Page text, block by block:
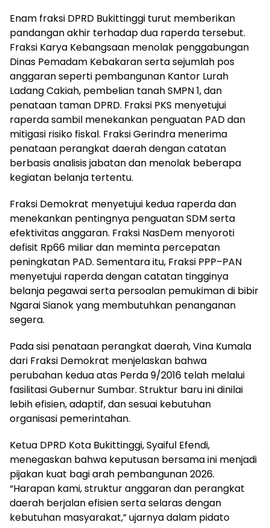
Enam fraksi DPRD Bukittinggi turut memberikan
pandangan akhir terhadap dua raperda tersebut.
Fraksi Karya Kebangsaan menolak penggabungan
Dinas Pemadam Kebakaran serta sejumlah pos
anggaran seperti pembangunan Kantor Lurah
Ladang Cakiah, pembelian tanah SMPN 1, dan
penataan taman DPRD. Fraksi PKS menyetujui
raperda sambil menekankan penguatan PAD dan
mitigasi risiko fiskal. Fraksi Gerindra menerima
penataan perangkat daerah dengan catatan
berbasis analisis jabatan dan menolak beberapa
kegiatan belanja tertentu.
Fraksi Demokrat menyetujui kedua raperda dan
menekankan pentingnya penguatan SDM serta
efektivitas anggaran. Fraksi NasDem menyoroti
defisit Rp66 miliar dan meminta percepatan
peningkatan PAD. Sementara itu, Fraksi PPP–PAN
menyetujui raperda dengan catatan tingginya
belanja pegawai serta persoalan pemukiman di bibir
Ngarai Sianok yang membutuhkan penanganan
segera.
Pada sisi penataan perangkat daerah, Vina Kumala
dari Fraksi Demokrat menjelaskan bahwa
perubahan kedua atas Perda 9/2016 telah melalui
fasilitasi Gubernur Sumbar. Struktur baru ini dinilai
lebih efisien, adaptif, dan sesuai kebutuhan
organisasi pemerintahan.
Ketua DPRD Kota Bukittinggi, Syaiful Efendi,
menegaskan bahwa keputusan bersama ini menjadi
pijakan kuat bagi arah pembangunan 2026.
“Harapan kami, struktur anggaran dan perangkat
daerah berjalan efisien serta selaras dengan
kebutuhan masyarakat,” ujarnya dalam pidato